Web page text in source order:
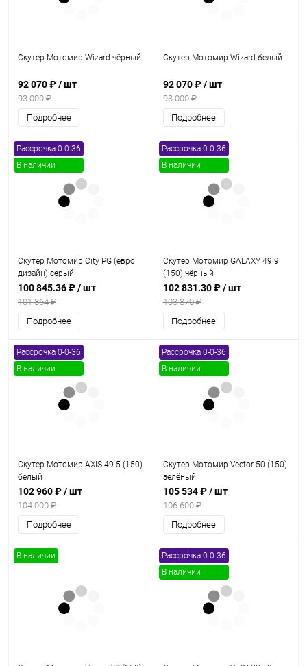
Скутер Мотомир Wizard чёрный
92 070 ₽/ шт
93 000 ₽
Подробнее
Скутер Мотомир Wizard белый
92 070 ₽/ шт
93 000 ₽
Подробнее
Рассрочка 0-0-36
В наличии
Скутер Мотомир City PG (евро
дизайн) серый
100 845.36 ₽/ шт
101 864 ₽
Подробнее
Рассрочка 0-0-36
В наличии
Скутер Мотомир GALAXY 49.9
(150) чёрный
102 831.30 ₽/ шт
103 870 ₽
Подробнее
Рассрочка 0-0-36
В наличии
Скутер Мотомир AXIS 49.5 (150)
белый
102 960 ₽/ шт
104 000 ₽
Подробнее
Рассрочка 0-0-36
В наличии
Скутер Мотомир Vector 50 (150)
зелёный
105 534 ₽/ шт
106 600 ₽
Подробнее
В наличии
Рассрочка 0-0-36
В наличии